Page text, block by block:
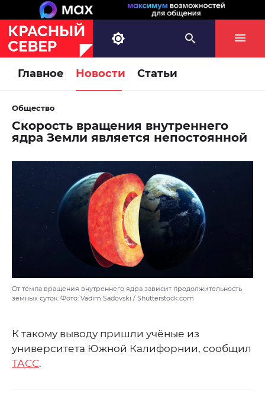
Главное Новости Статьи
Общество
Скорость вращения внутреннего
ядра Земли является непостоянной
От темпа вращения внутреннего ядра зависит продолжительность
земных суток. Фото: Vadim Sadovski / Shutterstock.com
К такому выводу пришли учёные из
университета Южной Калифорнии, сообщил
ТАСС.